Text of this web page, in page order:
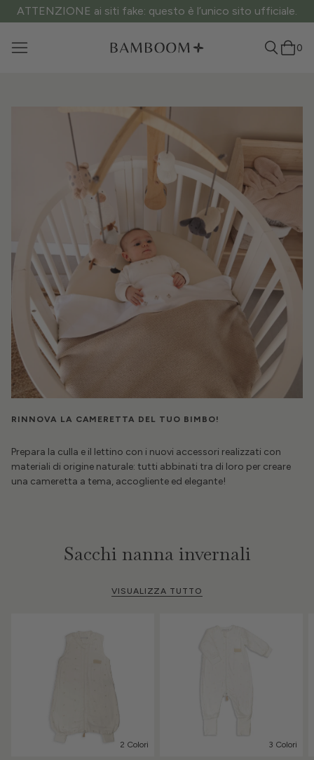
ATTENZIONE ai siti fake: questo è l’unico sito ufficiale.
0
RINNOVA LA CAMERETTA DEL TUO BIMBO!
Prepara la culla e il lettino con i nuovi accessori realizzati con
materiali di origine naturale: tutti abbinati tra di loro per creare
una cameretta a tema, accogliente ed elegante!
Sacchi nanna invernali
VISUALIZZA TUTTO
2 Colori 3 Colori